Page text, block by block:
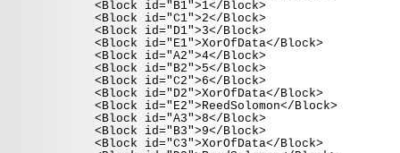
<Block id="B1">1</Block>
<Block id="C1">2</Block>
<Block id="D1">3</Block>
<Block id="E1">XorOfData</Block>
<Block id="A2">4</Block>
<Block id="B2">5</Block>
<Block id="C2">6</Block>
<Block id="D2">XorOfData</Block>
<Block id="E2">ReedSolomon</Block>
<Block id="A3">8</Block>
<Block id="B3">9</Block>
<Block id="C3">XorOfData</Block>